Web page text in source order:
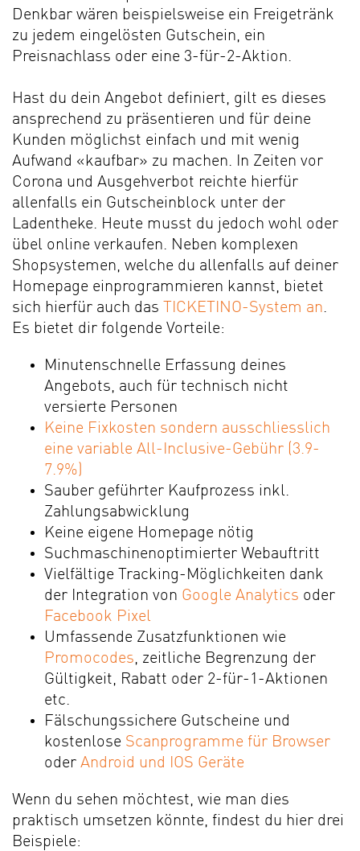
Denkbar wären beispielsweise ein Freigetränk
zu jedem eingelösten Gutschein, ein
Preisnachlass oder eine 3-für-2-Aktion.
Hast du dein Angebot definiert, gilt es dieses
ansprechend zu präsentieren und für deine
Kunden möglichst einfach und mit wenig
Aufwand «kaufbar» zu machen. In Zeiten vor
Corona und Ausgehverbot reichte hierfür
allenfalls ein Gutscheinblock unter der
Ladentheke. Heute musst du jedoch wohl oder
übel online verkaufen. Neben komplexen
Shopsystemen, welche du allenfalls auf deiner
Homepage einprogrammieren kannst, bietet
sich hierfür auch das
TICKETINO-System an.
Es bietet dir folgende Vorteile:
Minutenschnelle Erfassung deines
Angebots, auch für technisch nicht
versierte Personen
Keine Fixkosten sondern ausschliesslich
eine variable All-Inclusive-Gebühr (3.9-
7.9%)
Sauber geführter Kaufprozess inkl.
Zahlungsabwicklung
Keine eigene Homepage nötig
Suchmaschinenoptimierter Webauftritt
Vielfältige Tracking-Möglichkeiten dank
der Integration von Google Analytics oder
Facebook Pixel
Umfassende Zusatzfunktionen wie
Promocodes, zeitliche Begrenzung der
Gültigkeit, Rabatt oder 2-für-1-Aktionen
etc.
Fälschungssichere Gutscheine und
kostenlose Scanprogramme für Browser
oder Android und IOS Geräte
Wenn du sehen möchtest, wie man dies
praktisch umsetzen könnte, findest du hier drei
Beispiele: